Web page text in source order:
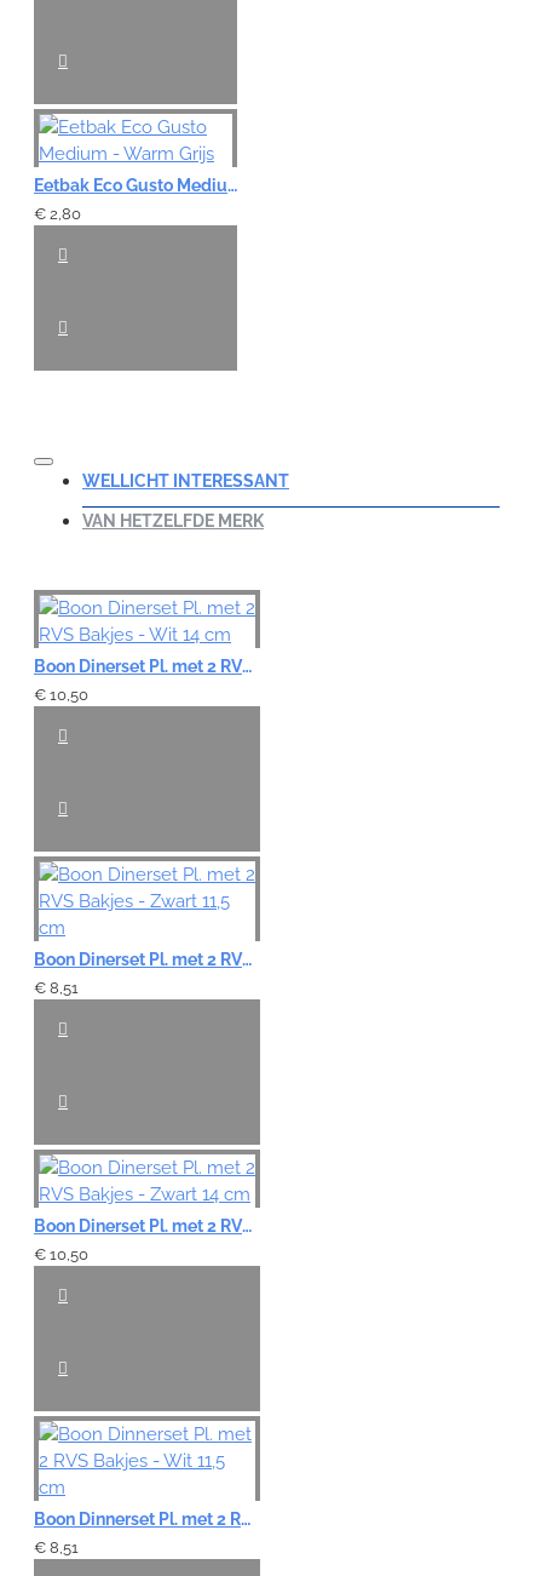
Eetbak Eco Gusto Medium - Warm Grijs
€ 2,80
WELLICHT INTERESSANT
VAN HETZELFDE MERK
Boon Dinerset Pl. met 2 RVS Bakjes - Wit 14 cm
€ 10,50
Boon Dinerset Pl. met 2 RVS Bakjes - Zwart 11,5 cm
€ 8,51
Boon Dinerset Pl. met 2 RVS Bakjes - Zwart 14 cm
€ 10,50
Boon Dinnerset Pl. met 2 RVS Bakjes - Wit 11,5 cm
€ 8,51